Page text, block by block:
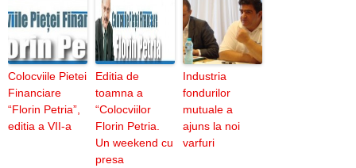
Colocviile Pietei
Financiare
“Florin Petria”,
editia a VII-a
Editia de
toamna a
“Colocviilor
Florin Petria.
Un weekend cu
presa
Industria
fondurilor
mutuale a
ajuns la noi
varfuri